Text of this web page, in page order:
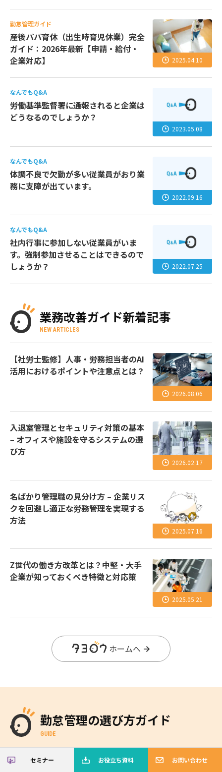
セミナー お役立ち資料 お問い合わせ
勤怠管理ガイド
産後パパ育休（出生時育児休業）完全
ガイド：2026年最新【申請・給付・
企業対応】
2025.04.10
なんでもQ&A
労働基準監督署に通報されると企業は
どうなるのでしょうか？
2023.05.08
なんでもQ&A
体調不良で欠勤が多い従業員がおり業
務に支障が出ています。
2022.09.16
なんでもQ&A
社内行事に参加しない従業員がいま
す。強制参加させることはできるので
しょうか？
2022.07.25
業務改善ガイド新着記事
NEW ARTICLES
【社労士監修】人事・労務担当者のAI
活用におけるポイントや注意点とは？
2026.08.06
入退室管理とセキュリティ対策の基本
– オフィスや施設を守るシステムの選
び方
2026.02.17
名ばかり管理職の見分け方 – 企業リス
クを回避し適正な労務管理を実現する
方法
2025.07.16
Z世代の働き方改革とは？中堅・大手
企業が知っておくべき特徴と対応策
2025.05.21
ホームへ
勤怠管理の選び方ガイド
GUIDE
勤怠管理のパイオニア「AMANO」のノウハ